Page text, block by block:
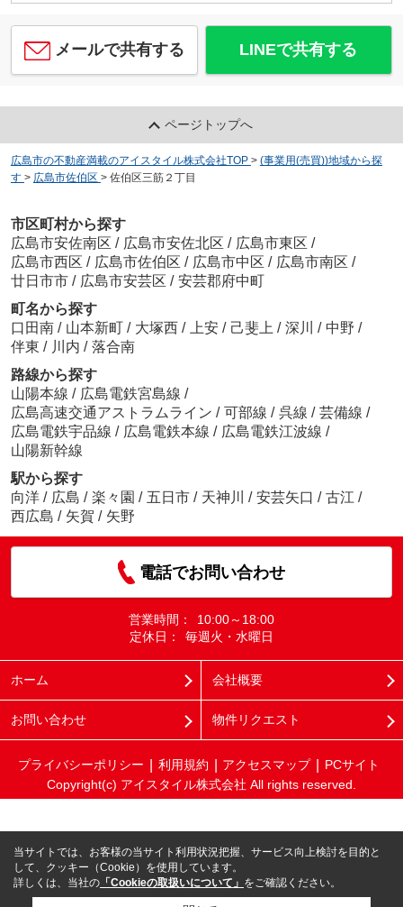
メールで共有する LINEで共有する
ページトップへ
広島市の不動産満載のアイスタイル株式会社TOP > (事業用(売買))地域から探
す > 広島市佐伯区 > 佐伯区三筋２丁目
市区町村から探す
広島市安佐南区 / 広島市安佐北区 / 広島市東区 /
広島市西区 / 広島市佐伯区 / 広島市中区 / 広島市南区 /
廿日市市 / 広島市安芸区 / 安芸郡府中町
町名から探す
口田南 / 山本新町 / 大塚西 / 上安 / 己斐上 / 深川 / 中野 /
伴東 / 川内 / 落合南
路線から探す
山陽本線 / 広島電鉄宮島線 /
広島高速交通アストラムライン / 可部線 / 呉線 / 芸備線 /
広島電鉄宇品線 / 広島電鉄本線 / 広島電鉄江波線 /
山陽新幹線
駅から探す
向洋 / 広島 / 楽々園 / 五日市 / 天神川 / 安芸矢口 / 古江 /
西広島 / 矢賀 / 矢野
電話でお問い合わせ
営業時間：
10:00～18:00
定休日：
毎週火・水曜日
ホーム 会社概要
お問い合わせ 物件リクエスト
プライバシーポリシー 利用規約 アクセスマップ
PCサイト
Copyright(c) アイスタイル株式会社 All rights reserved.
当サイトでは、お客様の当サイト利用状況把握、サービス向上検討を目的と
して、クッキー（Cookie）を使用しています。
詳しくは、当社の 「Cookieの取扱いについて」 をご確認ください。